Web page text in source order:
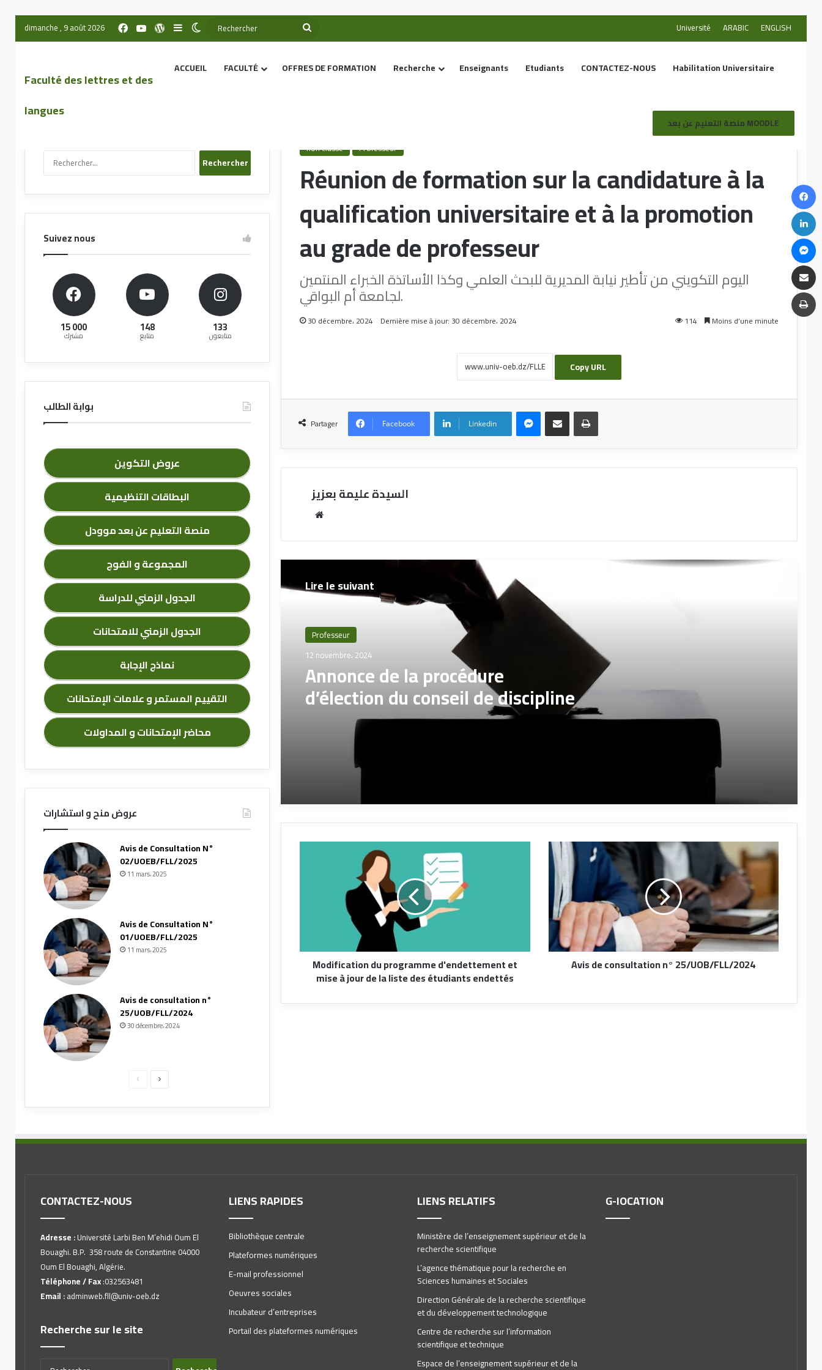
dimanche , 9 août 2026 Université ARABIC ENGLISH
Faculté des lettres et des
langues
ACCUEIL FACULTÉ OFFRES DE FORMATION Recherche Enseignants Etudiants CONTACTEZ-NOUS Habilitation Universitaire
منصة التعليم عن بعد MOODLE
Réunion de formation sur la candidature à la qualification universitaire et à la promotion au grade de professeur
non classé
Professeur
Réunion de formation sur la candidature à la
qualification universitaire et à la promotion
au grade de professeur
اليوم التكويني من تأطير نيابة المديرية للبحث العلمي وكذا الأساتذة الخبراء المنتمين
لجامعة أم البواقي.
30 décembre، 2024 Dernière mise à jour: 30 décembre، 2024 114 Moins d’une minute
Copy URL
Partager Facebook Linkedin
السيدة عليمة بعزيز
Lire le suivant
Professeur
12 novembre، 2024
Annonce de la procédure
d’élection du conseil de discipline
Modification du programme d'endettement et
mise à jour de la liste des étudiants endettés
Avis de consultation n° 25/UOB/FLL/2024
Recherche sur le site
Suivez nous
15 000
مشترك 148
متابع 133
متابعون
بوابة الطالب
عروض التكوين
البطاقات التنظيمية
منصة التعليم عن بعد موودل
المجموعة و الفوج
الجدول الزمني للدراسة
الجدول الزمني للامتحانات
نماذج الإجابة
التقييم المستمر و علامات الإمتحانات
محاضر الإمتحانات و المداولات
عروض منح و استشارات
Avis de Consultation N°
02/UOEB/FLL/2025
11 mars، 2025
Avis de Consultation N°
01/UOEB/FLL/2025
11 mars، 2025
Avis de consultation n°
25/UOB/FLL/2024
30 décembre، 2024
CONTACTEZ-NOUS
Adresse :Université Larbi Ben M’ehidi Oum El
Bouaghi. B.P. 358 route de Constantine 04000
Oum El Bouaghi, Algérie.
Téléphone / Fax:032563481
Email :adminweb.fll@univ-oeb.dz
Recherche sur le site
LIENS RAPIDES
Bibliothèque centrale
Plateformes numériques
E-mail professionnel
Oeuvres sociales
Incubateur d’entreprises
Portail des plateformes numériques
LIENS RELATIFS
Ministère de l’enseignement supérieur et de la
recherche scientifique
L’agence thématique pour la recherche en
Sciences humaines et Sociales
Direction Générale de la recherche scientifique
et du développement technologique
Centre de recherche sur l’information
scientifique et technique
Espace de l’enseignement supérieur et de la
G-lOCATION